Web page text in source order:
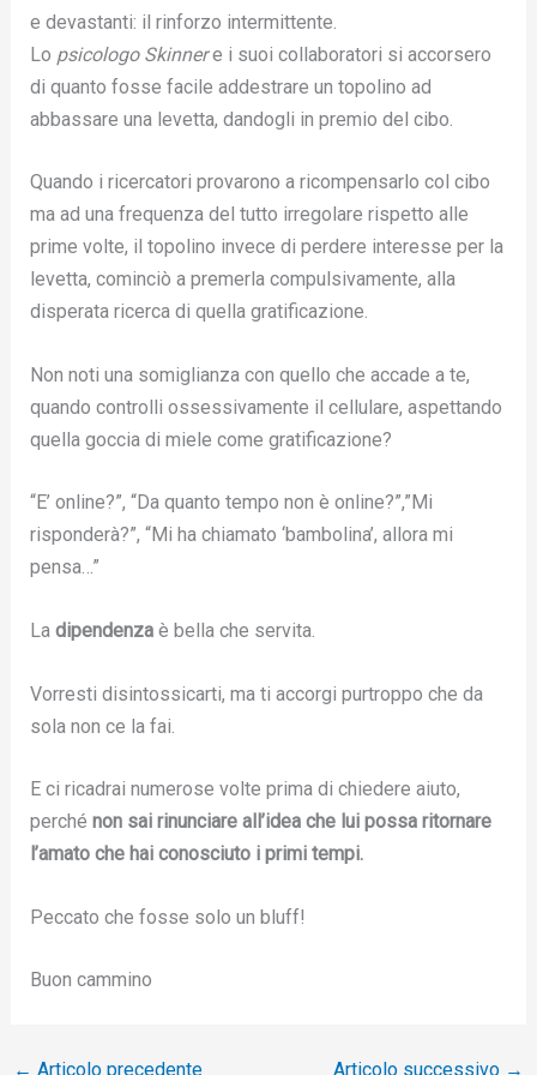
e devastanti: il rinforzo intermittente.
Lo psicologo Skinnere i suoi collaboratori si accorsero
di quanto fosse facile addestrare un topolino ad
abbassare una levetta, dandogli in premio del cibo.
Quando i ricercatori provarono a ricompensarlo col cibo
ma ad una frequenza del tutto irregolare rispetto alle
prime volte, il topolino invece di perdere interesse per la
levetta, cominciò a premerla compulsivamente, alla
disperata ricerca di quella gratificazione.
Non noti una somiglianza con quello che accade a te,
quando controlli ossessivamente il cellulare, aspettando
quella goccia di miele come gratificazione?
“E’ online?”, “Da quanto tempo non è online?”,”Mi
risponderà?”, “Mi ha chiamato ‘bambolina’, allora mi
pensa…”
Ladipendenzaè bella che servita.
Vorresti disintossicarti, ma ti accorgi purtroppo che da
sola non ce la fai.
E ci ricadrai numerose volte prima di chiedere aiuto,
perché non sai rinunciare all’idea che lui possa ritornare
l’amato che hai conosciuto i primi tempi.
Peccato che fosse solo un bluff!
Buon cammino
← Articolo precedente Articolo successivo →